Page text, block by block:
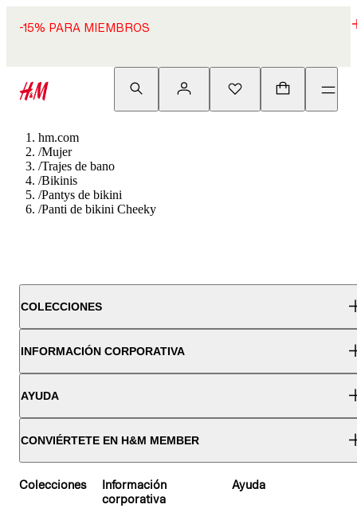
-15% PARA MIEMBROS
hm.com
/Mujer
/Trajes de bano
/Bikinis
/Pantys de bikini
/Panti de bikini Cheeky
COLECCIONES
INFORMACIÓN CORPORATIVA
AYUDA
CONVIÉRTETE EN H&M MEMBER
Colecciones
Información
corporativa
Ayuda